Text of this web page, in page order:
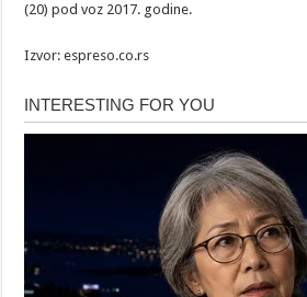
(20) pod voz 2017. godine.
Izvor: espreso.co.rs